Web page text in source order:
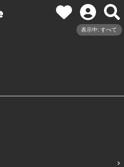
表示中: すべて